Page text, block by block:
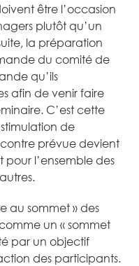
être l’occasion
plutôt qu’un
la préparation
du comité de
qu’ils
afin de venir faire
C’est cette
de
prévue devient
l’ensemble des
au sommet » des
un « sommet
par un objectif
des participants.